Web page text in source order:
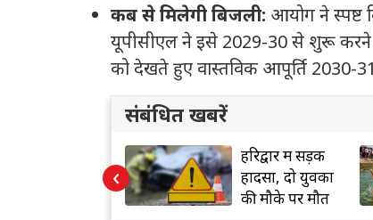
कब से मिलेगी बिजली: आयोग ने स्पष्ट
यूपीसीएल ने इसे 2029-30 से शुरू करने
को देखते हुए वास्तविक आपूर्ति 2030-
संबंधित खबरें
कहर, बद्रीनाथ और
हरिद्वार में सड़क
हादसा, दो युवकों
की मौके पर मौत
‹